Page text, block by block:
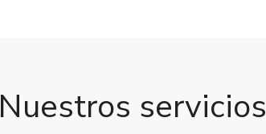
Nuestros servicios